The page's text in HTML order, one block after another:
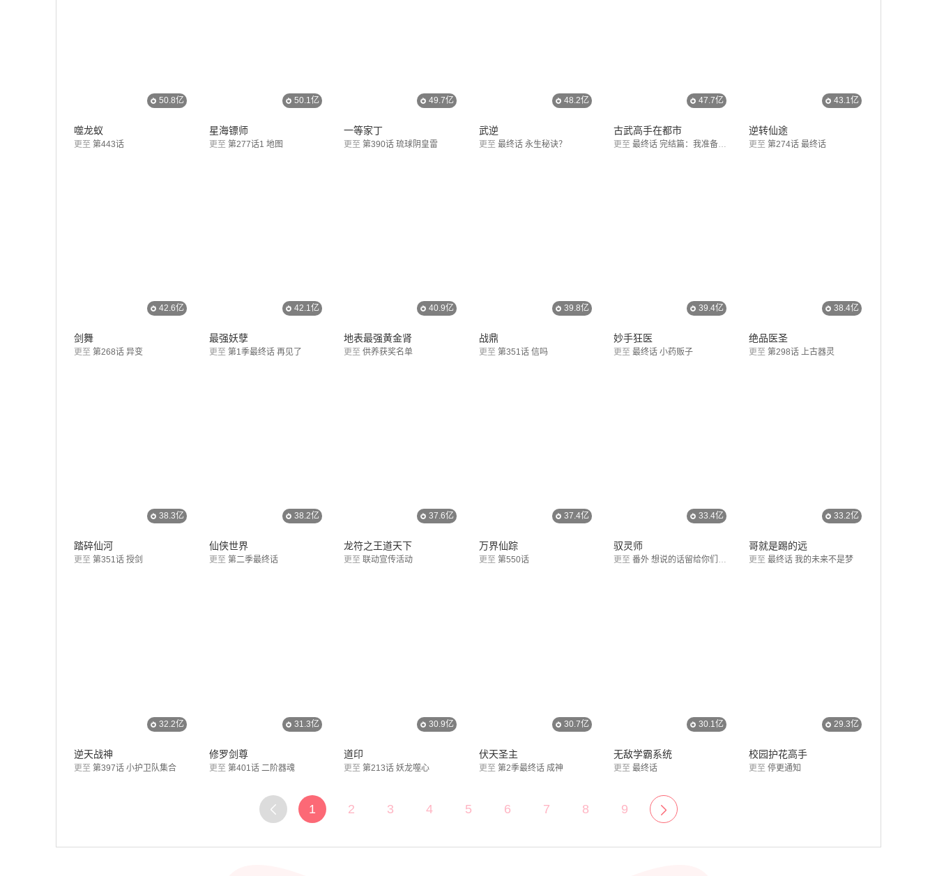
50.8亿
噬龙蚁
更至 第443话
50.1亿
星海镖师
更至 第277话1 地图
49.7亿
一等家丁
更至 第390话 琉球阴皇雷
48.2亿
武逆
更至 最终话 永生秘诀？
47.7亿
古武高手在都市
更至 最终话 完结篇：我准备好了
43.1亿
逆转仙途
更至 第274话 最终话
42.6亿
剑舞
更至 第268话 异变
42.1亿
最强妖孽
更至 第1季最终话 再见了
40.9亿
地表最强黄金肾
更至 供养获奖名单
39.8亿
战鼎
更至 第351话 信吗
39.4亿
妙手狂医
更至 最终话 小药贩子
38.4亿
绝品医圣
更至 第298话 上古器灵
38.3亿
踏碎仙河
更至 第351话 授剑
38.2亿
仙侠世界
更至 第二季最终话
37.6亿
龙符之王道天下
更至 联动宣传活动
37.4亿
万界仙踪
更至 第550话
33.4亿
驭灵师
更至 番外 想说的话留给你们填写
33.2亿
哥就是踢的远
更至 最终话 我的未来不是梦
32.2亿
逆天战神
更至 第397话 小护卫队集合
31.3亿
修罗剑尊
更至 第401话 二阶器魂
30.9亿
道印
更至 第213话 妖龙噬心
30.7亿
伏天圣主
更至 第2季最终话 成神
30.1亿
无敌学霸系统
更至 最终话
29.3亿
校园护花高手
更至 停更通知
1 2 3 4 5 6 7 8 9